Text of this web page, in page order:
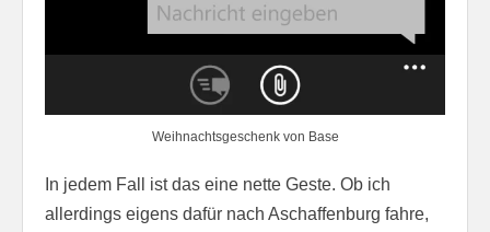
Weihnachtsgeschenk von Base
In jedem Fall ist das eine nette Geste. Ob ich
allerdings eigens dafür nach Aschaffenburg fahre,